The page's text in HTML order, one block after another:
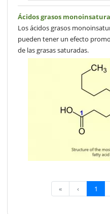
Ácidos grasos
Los ácidos grasos
pueden tener un efecto
de las grasas saturadas.
« ‹ 1